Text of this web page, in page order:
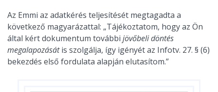
Az Emmi az adatkérés teljesítését megtagadta a
következő magyarázattal: „Tájékoztatom, hogy az Ön
által kért dokumentum további jövőbeli döntés
megalapozásátis szolgálja, így igényét az Infotv. 27. § (6)
bekezdés első fordulata alapján elutasítom.”